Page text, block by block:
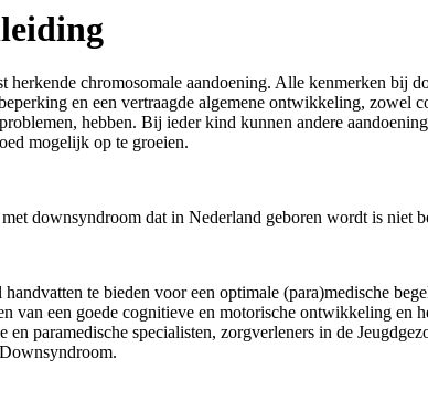
herkende chromosomale aandoening. Alle kenmerken
en een vertraagde algemene ontwikkeling,
hebben. Bij ieder kind kunnen andere
mogelijk op te groeien.
downsyndroom dat in Nederland geboren wordt is
te bieden voor een optimale (para)medische
van een goede cognitieve en motorische ontwikkeling en
en paramedische specialisten, zorgverleners in de